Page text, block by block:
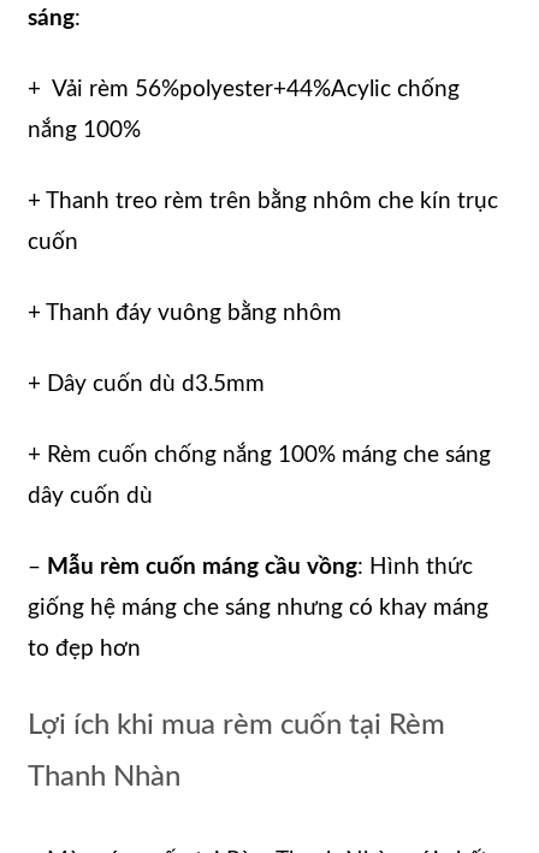
sáng:
+ Vải rèm 56%polyester+44%Acylic chống
nắng 100%
+ Thanh treo rèm trên bằng nhôm che kín trục
cuốn
+ Thanh đáy vuông bằng nhôm
+ Dây cuốn dù d3.5mm
+ Rèm cuốn chống nắng 100% máng che sáng
dây cuốn dù
– Mẫu rèm cuốn máng cầu vồng: Hình thức
giống hệ máng che sáng nhưng có khay máng
to đẹp hơn
Lợi ích khi mua rèm cuốn tại Rèm
Thanh Nhàn